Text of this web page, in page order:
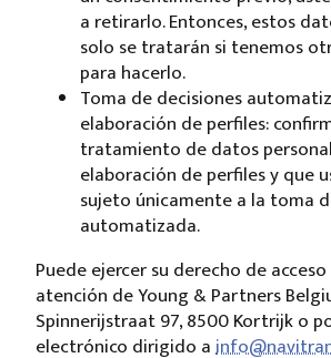
a retirarlo. Entonces, estos
solo se tratarán si tenemos
para hacerlo.
Toma de decisiones
elaboración de perfiles:
tratamiento de datos
elaboración de perfiles y que
sujeto únicamente a la toma
automatizada.
Puede ejercer su derecho de
atención de Young & Partners
Spinnerijstraat 97, 8500 Kortrijk o
electrónico dirigido a